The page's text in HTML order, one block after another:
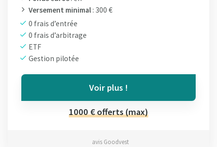
Versement minimal : 300 €
0 frais d’entrée
0 frais d’arbitrage
ETF
Gestion pilotée
Voir plus !
1000 € offerts (max)
avis Goodvest